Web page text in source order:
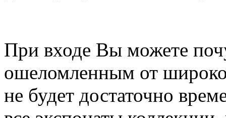
При входе Вы можете
ошеломленным от
не будет достаточно